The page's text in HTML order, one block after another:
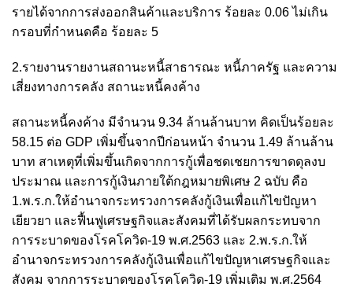
รายได้จากการส่งออกสินค้าและบริการ ร้อยละ 0.06 ไม่เกิน
กรอบที่กำหนดคือ ร้อยละ 5
2.รายงานรายงานสถานะหนี้สาธารณะ หนี้ภาครัฐ และความ
เสี่ยงทางการคลัง สถานะหนี้คงค้าง
สถานะหนี้คงค้าง มีจำนวน 9.34 ล้านล้านบาท คิดเป็นร้อยละ
58.15 ต่อ GDP เพิ่มขึ้นจากปีก่อนหน้า จำนวน 1.49 ล้านล้าน
บาท สาเหตุที่เพิ่มขึ้นเกิดจากการกู้เพื่อชดเชยการขาดดุลงบ
ประมาณ และการกู้เงินภายใต้กฎหมายพิเศษ 2 ฉบับ คือ
1.พ.ร.ก.ให้อำนาจกระทรวงการคลังกู้เงินเพื่อแก้ไขปัญหา
เยียวยา และฟื้นฟูเศรษฐกิจและสังคมที่ได้รับผลกระทบจาก
การระบาดของโรคโควิด-19 พ.ศ.2563 และ 2.พ.ร.ก.ให้
อำนาจกระทรวงการคลังกู้เงินเพื่อแก้ไขปัญหาเศรษฐกิจและ
สังคม จากการระบาดของโรคโควิด-19 เพิ่มเติม พ.ศ.2564